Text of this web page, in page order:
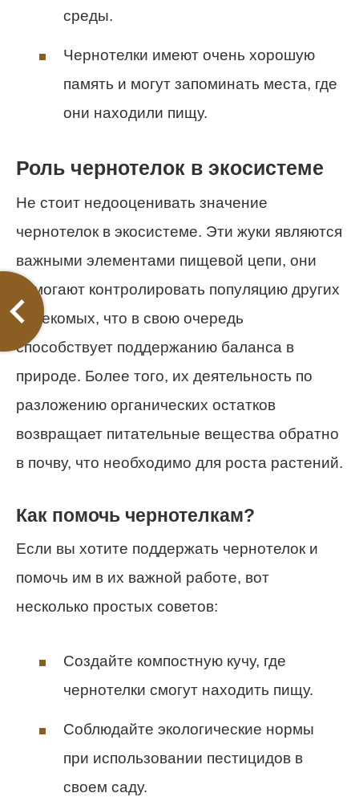
среды.
Чернотелки имеют очень хорошую
память и могут запоминать места, где
они находили пищу.
Роль чернотелок в экосистеме
Не стоит недооценивать значение
чернотелок в экосистеме. Эти жуки являются
важными элементами пищевой цепи, они
помогают контролировать популяцию других
насекомых, что в свою очередь
способствует поддержанию баланса в
природе. Более того, их деятельность по
разложению органических остатков
возвращает питательные вещества обратно
в почву, что необходимо для роста растений.
Как помочь чернотелкам?
Если вы хотите поддержать чернотелок и
помочь им в их важной работе, вот
несколько простых советов:
Создайте компостную кучу, где
чернотелки смогут находить пищу.
Соблюдайте экологические нормы
при использовании пестицидов в
своем саду.